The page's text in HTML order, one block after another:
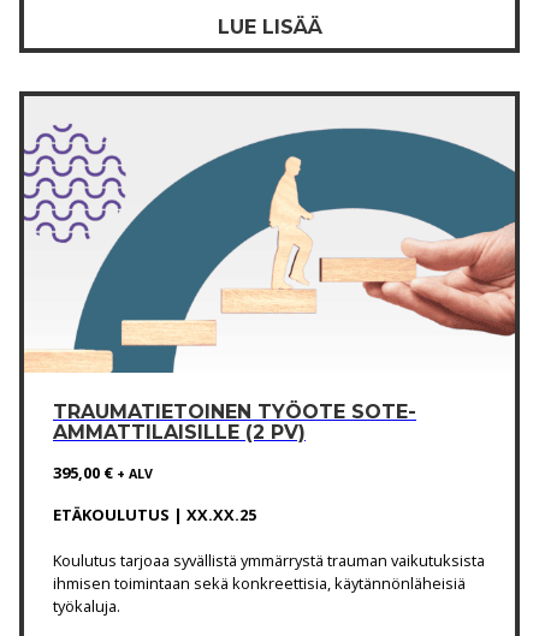
LUE LISÄÄ
TRAUMATIETOINEN TYÖOTE SOTE-
AMMATTILAISILLE (2 PV)
395,00 € + ALV
ETÄKOULUTUS | XX.XX.25
Koulutus tarjoaa syvällistä ymmärrystä trauman vaikutuksista
ihmisen toimintaan sekä konkreettisia, käytännönläheisiä
työkaluja.